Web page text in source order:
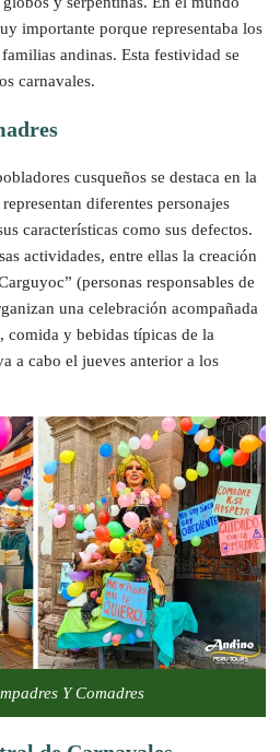
importante porque representaba los
andinas. Esta festividad se
carnavales.
cusqueños se destaca en la
diferentes personajes
características como sus defectos.
actividades, entre ellas la creación
(personas responsables de
una celebración acompañada
comida y bebidas típicas de la
a cabo el jueves anterior a los
Y Comadres